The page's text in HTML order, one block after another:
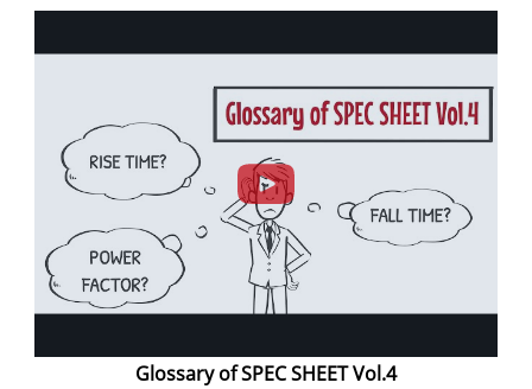
Glossary of SPEC SHEET Vol.4